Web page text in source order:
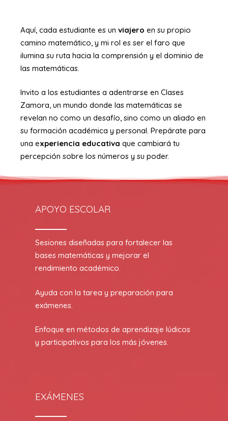
Aquí, cada estudiante es unviajero en su propio
camino matemático, y mi rol es ser el faro que
ilumina su ruta hacia la comprensión y el dominio de
las matemáticas.
Invito a los estudiantes a adentrarse en Clases
Zamora, un mundo donde las matemáticas se
revelan no como un desafío, sino como un aliado en
su formación académica y personal. Prepárate para
una experiencia educativa que cambiará tu
percepción sobre los números y su poder.
APOYO ESCOLAR
Sesiones diseñadas para fortalecer las
bases matemáticas y mejorar el
rendimiento académico.
Ayuda con la tarea y preparación para
exámenes.
Enfoque en métodos de aprendizaje lúdicos
y participativos para los más jóvenes.
EXÁMENES